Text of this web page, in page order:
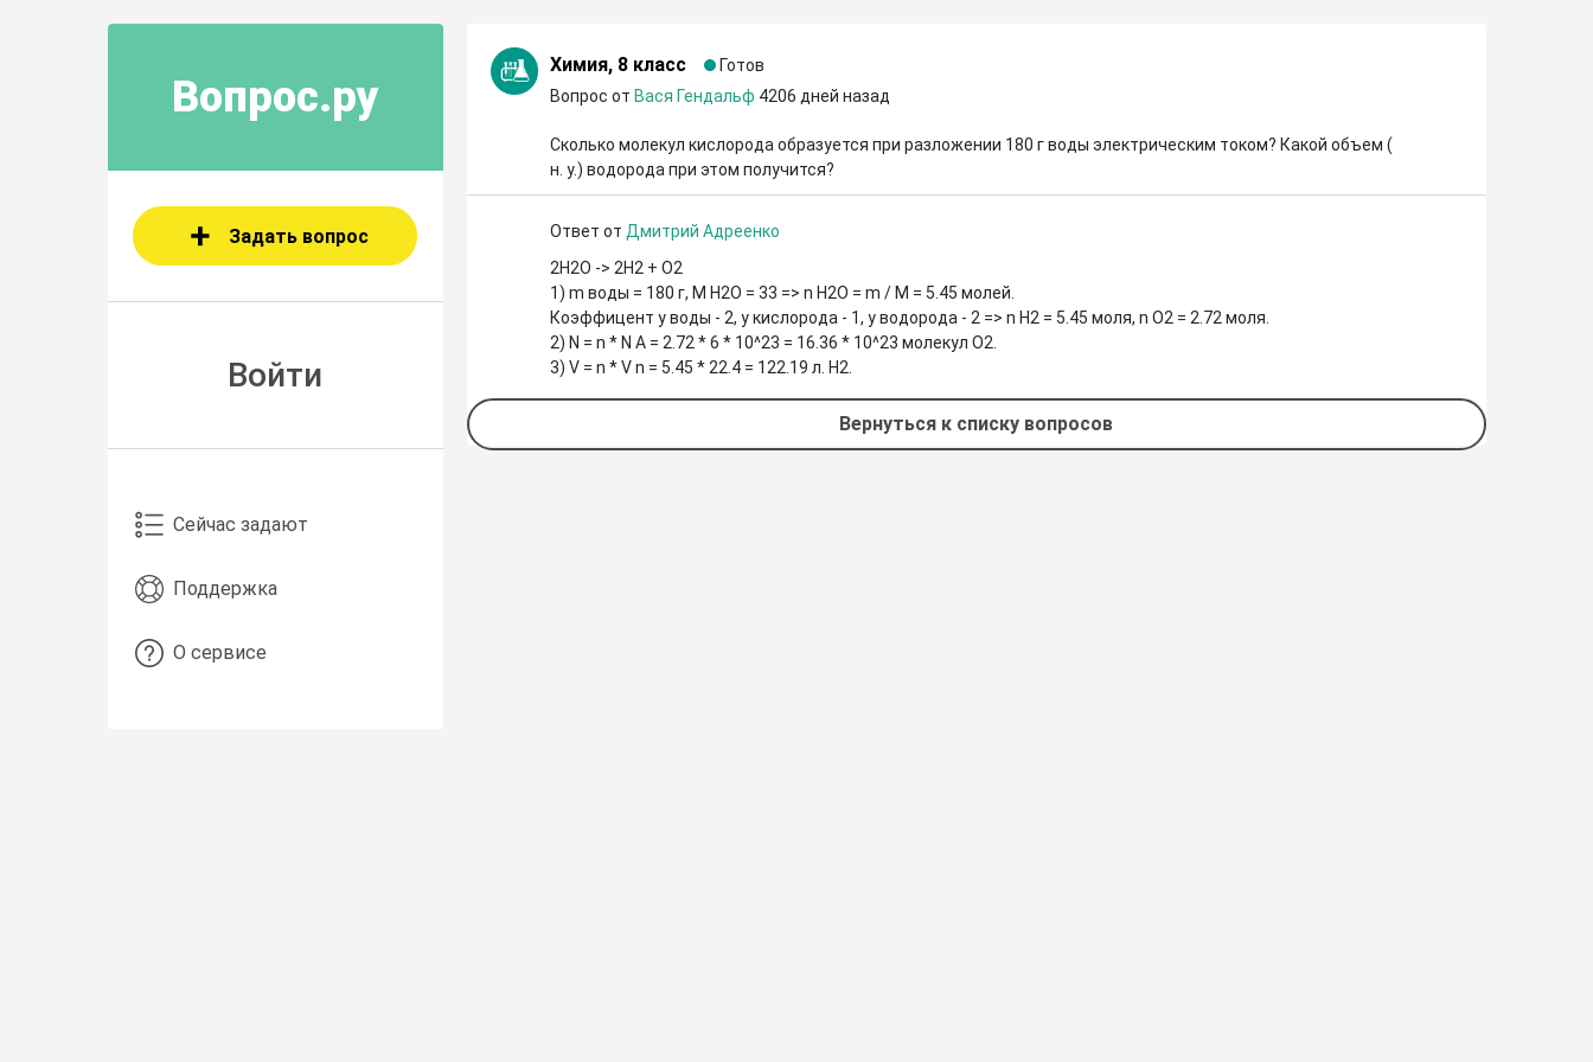
Вопрос.ру
Задать вопрос
Войти
Сейчас задают
Поддержка
О сервисе
Химия, 8 класс
Готов
Вопрос от Вася Гендальф 4206 дней назад
Сколько молекул кислорода образуется при разложении 180 г воды электрическим током? Какой объем (
н. у.) водорода при этом получится?
Ответ от Дмитрий Адреенко
2H2O -> 2H2 + O2
1) m воды = 180 г, M H2O = 33 => n H2O = m / M = 5.45 молей.
Коэффицент у воды - 2, у кислорода - 1, у водорода - 2 => n H2 = 5.45 моля, n O2 = 2.72 моля.
2) N = n * N A = 2.72 * 6 * 10^23 = 16.36 * 10^23 молекул O2.
3) V = n * V n = 5.45 * 22.4 = 122.19 л. H2.
Вернуться к списку вопросов